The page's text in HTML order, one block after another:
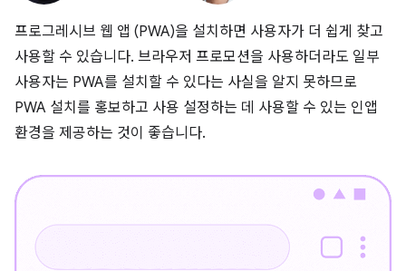
프로그레시브 웹 앱 (PWA)을 설치하면 사용자가 더 쉽게 찾고
사용할 수 있습니다. 브라우저 프로모션을 사용하더라도 일부
사용자는 PWA를 설치할 수 있다는 사실을 알지 못하므로
PWA 설치를 홍보하고 사용 설정하는 데 사용할 수 있는 인앱
환경을 제공하는 것이 좋습니다.